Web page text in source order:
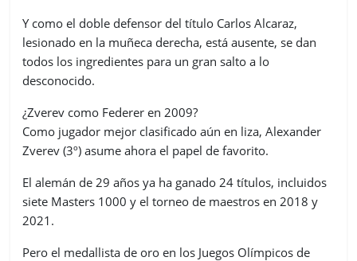
Y como el doble defensor del título Carlos Alcaraz,
lesionado en la muñeca derecha, está ausente, se dan
todos los ingredientes para un gran salto a lo
desconocido.
¿Zverev como Federer en 2009?
Como jugador mejor clasificado aún en liza, Alexander
Zverev (3º) asume ahora el papel de favorito.
El alemán de 29 años ya ha ganado 24 títulos, incluidos
siete Masters 1000 y el torneo de maestros en 2018 y
2021.
Pero el medallista de oro en los Juegos Olímpicos de